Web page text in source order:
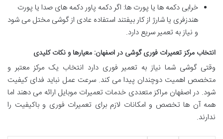
خرابی دکمه ها یا پورت ها: اگر دکمه پاور دکمه های صدا یا پورت
هندزفری یا شارژ از کار بیفتند استفاده عادی از گوشی مختل می شود
و نیاز به تعمیر سریع دارد.
انتخاب مرکز تعمیرات فوری گوشی در اصفهان: معیارها و نکات کلیدی
وقتی گوشی شما نیاز به تعمیر فوری دارد انتخاب یک مرکز معتبر و
متخصص اهمیت دوچندان پیدا می کند. سرعت عمل نباید فدای کیفیت
شود. در اصفهان مراکز متعددی خدمات تعمیرات موبایل ارائه می دهند اما
همه آن ها تخصص و امکانات لازم برای تعمیرات فوری و باکیفیت را
ندارند.